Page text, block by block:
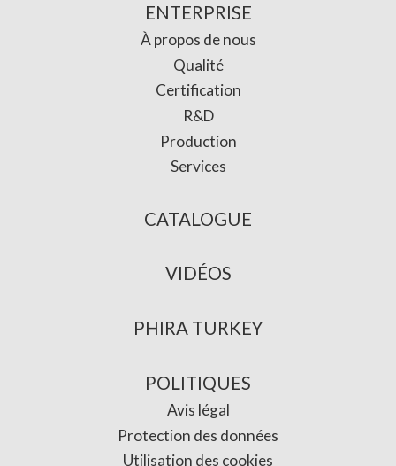
ENTERPRISE
À propos de nous
Qualité
Certification
R&D
Production
Services
CATALOGUE
VIDÉOS
PHIRA TURKEY
POLITIQUES
Avis légal
Protection des données
Utilisation des cookies